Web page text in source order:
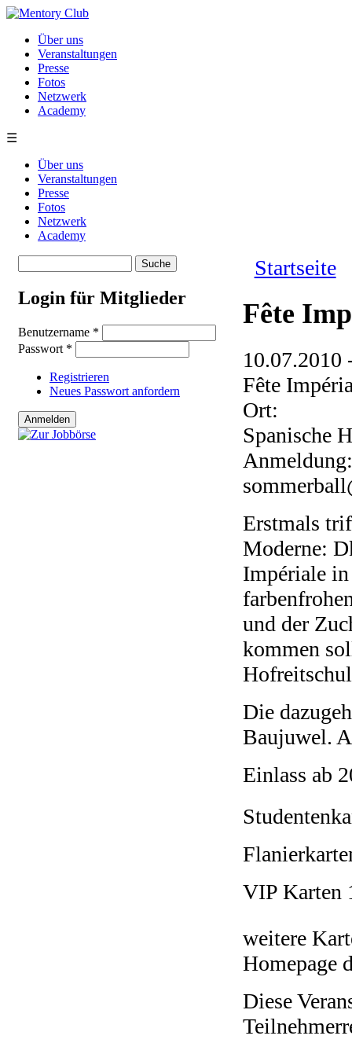
Direkt zum Inhalt
Über uns
Veranstaltungen
Presse
Fotos
Netzwerk
Academy
☰
Über uns
Veranstaltungen
Presse
Fotos
Netzwerk
Academy
Login für Mitglieder
Benutzername *
Passwort *
Registrieren
Neues Passwort anfordern
Sie sind
Startseite
Fête
10.07.2010
Fête
Ort:
Spanische
Erstmals
Moderne:
Impériale
und der
kommen
Die
Baujuwel.
Einlass ab
VIP Karten
weitere
Homepage
Diese